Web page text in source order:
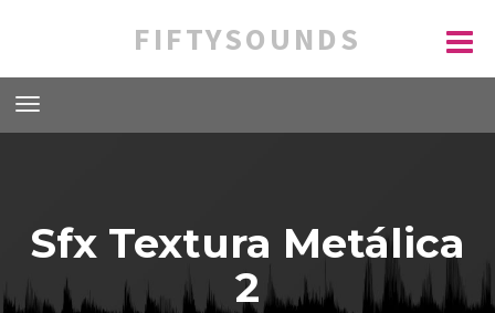
FIFTYSOUNDS
Sfx Textura Metálica
2